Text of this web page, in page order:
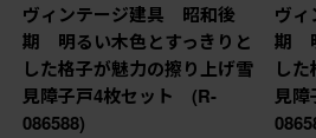
ヴィンテージ建具 昭和後
期 明るい木色とすっきりと
した格子が魅力の擦り上げ雪
見障子戸4枚セット (R-
086588)
ヴ
期
し
見